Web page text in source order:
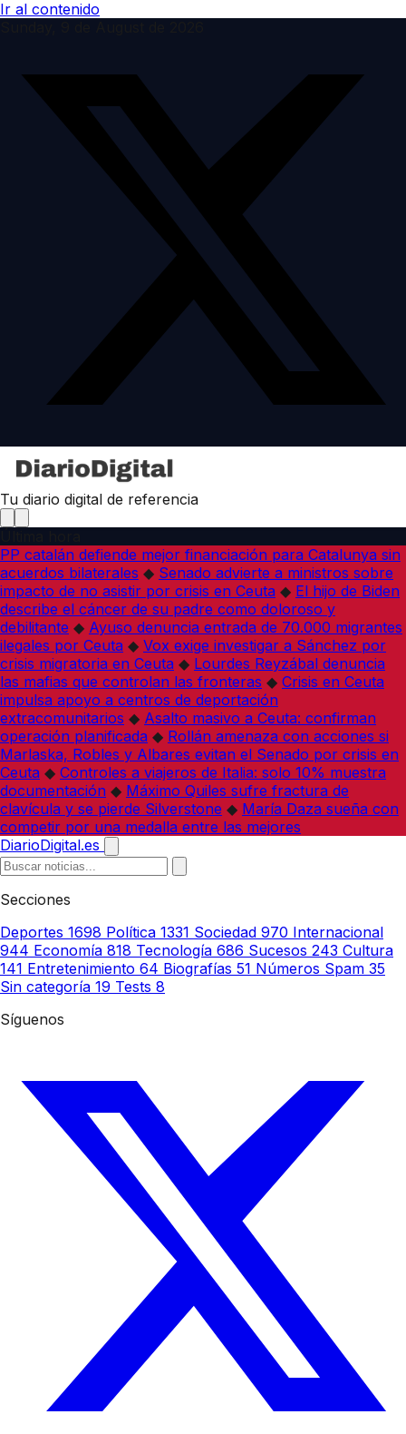
Ir al contenido
Tu diario digital de referencia
PP catalán defiende mejor financiación para Catalunya sin
acuerdos bilaterales ◆ Senado advierte a ministros sobre
impacto de no asistir por crisis en Ceuta ◆ El hijo de Biden
describe el cáncer de su padre como doloroso y
debilitante ◆ Ayuso denuncia entrada de 70.000 migrantes
ilegales por Ceuta ◆ Vox exige investigar a Sánchez por
crisis migratoria en Ceuta ◆ Lourdes Reyzábal denuncia
las mafias que controlan las fronteras ◆ Crisis en Ceuta
impulsa apoyo a centros de deportación
extracomunitarios ◆ Asalto masivo a Ceuta: confirman
operación planificada ◆ Rollán amenaza con acciones si
Marlaska, Robles y Albares evitan el Senado por crisis en
Ceuta ◆ Controles a viajeros de Italia: solo 10% muestra
documentación ◆ Máximo Quiles sufre fractura de
clavícula y se pierde Silverstone ◆ María Daza sueña con
competir por una medalla entre las mejores
DiarioDigital.es
Secciones
Deportes 1698 Política 1331 Sociedad 970 Internacional
944 Economía 818 Tecnología 686 Sucesos 243 Cultura
141 Entretenimiento 64 Biografías 51 Números Spam 35
Sin categoría 19 Tests 8
Síguenos